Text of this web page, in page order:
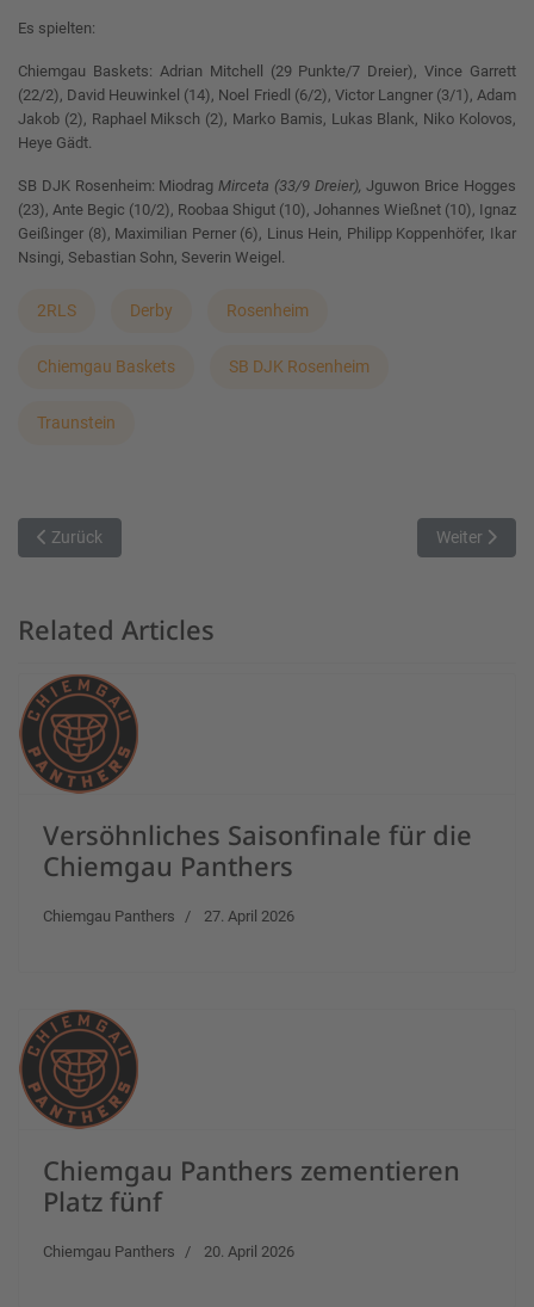
Es spielten:
Chiemgau Baskets: Adrian Mitchell (29 Punkte/7 Dreier), Vince Garrett
(22/2), David Heuwinkel (14), Noel Friedl (6/2), Victor Langner (3/1), Adam
Jakob (2), Raphael Miksch (2), Marko Bamis, Lukas Blank, Niko Kolovos,
Heye Gädt.
SB DJK Rosenheim: MiodragMirceta (33/9 Dreier), Jguwon Brice Hogges
(23), Ante Begic (10/2), Roobaa Shigut (10), Johannes Wießnet (10), Ignaz
Geißinger (8), Maximilian Perner (6), Linus Hein, Philipp Koppenhöfer, Ikar
Nsingi, Sebastian Sohn, Severin Weigel.
2RLS Derby Rosenheim
Chiemgau Baskets SB DJK Rosenheim
Traunstein
Vorheriger Beitrag: Spannung bis zur letzten Sekunde
Zurück Nächster
Weiter
Related Articles
Versöhnliches Saisonfinale für die
Chiemgau Panthers
Chiemgau Panthers 27. April 2026
Chiemgau Panthers zementieren
Platz fünf
Chiemgau Panthers 20. April 2026